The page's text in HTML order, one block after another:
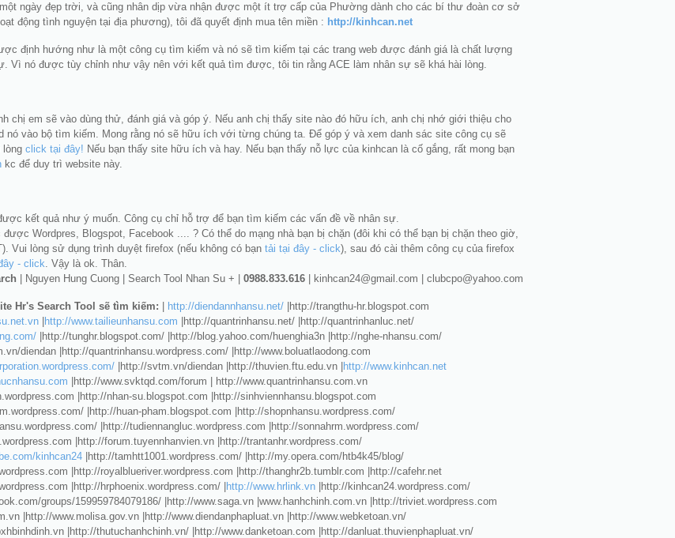
ngày đẹp trời, và cũng nhân dịp vừa nhận được một ít trợ cấp của Phường dành cho các bí thư đoàn cơ sở
động tình nguyện tại địa phương), tôi đã quyết định mua tên miền : http://kinhcan.net
định hướng như là một công cụ tìm kiếm và nó sẽ tìm kiếm tại các trang web được đánh giá là chất lượng
Vì nó được tùy chỉnh như vậy nên với kết quả tìm được, tôi tin rằng ACE làm nhân sự sẽ khá hài lòng.
chị em sẽ vào dùng thử, đánh giá và góp ý. Nếu anh chị thấy site nào đó hữu ích, anh chị nhớ giới thiệu cho
nó vào bộ tìm kiếm. Mong rằng nó sẽ hữu ích với từng chúng ta. Để góp ý và xem danh sác site công cụ sẽ
lòng click tại đây! Nếu bạn thấy site hữu ích và hay. Nếu bạn thấy nỗ lực của kinhcan là cố gắng, rất mong bạn
kc để duy trì website này.
kết quả như ý muốn. Công cụ chỉ hỗ trợ để bạn tìm kiếm các vấn đề về nhân sự.
được Wordpres, Blogspot, Facebook .... ? Có thể do mạng nhà bạn bị chặn (đôi khi có thể bạn bị chặn theo giờ,
Vui lòng sử dụng trình duyệt firefox (nếu không có bạn tải tại đây - click), sau đó cài thêm công cụ của firefox
- click. Vậy là ok. Thân.
| Nguyen Hung Cuong | Search Tool Nhan Su + | 0988.833.616| kinhcan24@gmail.com clubcpo@yahoo.com
Hr's Search Tool sẽ tìm kiếm: http://diendannhansu.net/|http://trangthu-hr.blogspot.com
http://www.tailieunhansu.com |http://quantrinhansu.net/ |http://quantrinhanluc.net/
|http://tunghr.blogspot.com/ |http://blog.yahoo.com/huenghia3n |http://nghe-nhansu.com/
diendan |http://quantrinhansu.wordpress.com/ |http://www.boluatlaodong.com
|http://svtm.vn/diendan |http://thuvien.ftu.edu.vn | http://www.kinhcan.net
|http://www.svktqd.com/forum | http://www.quantrinhansu.com.vn
|http://nhan-su.blogspot.com |http://sinhviennhansu.blogspot.com
|http://huan-pham.blogspot.com |http://shopnhansu.wordpress.com/
|http://tudiennangluc.wordpress.com |http://sonnahrm.wordpress.com/
|http://forum.tuyennhanvien.vn |http://trantanhr.wordpress.com/
kinhcan24|http://tamhtt1001.wordpress.com/ |http://my.opera.com/htb4k45/blog/
|http://royalblueriver.wordpress.com |http://thanghr2b.tumblr.com |http://cafehr.net
|http://hrphoenix.wordpress.com/ |
http://www.hrlink.vn|http://kinhcan24.wordpress.com/
groups/159959784079186/ |http://www.saga.vn |www.hanhchinh.com.vn |http://triviet.wordpress.com
|http://www.molisa.gov.vn |http://www.diendanphapluat.vn |http://www.webketoan.vn/
|http://thutuchanhchinh.vn/ |http://www.danketoan.com |http://danluat.thuvienphapluat.vn/